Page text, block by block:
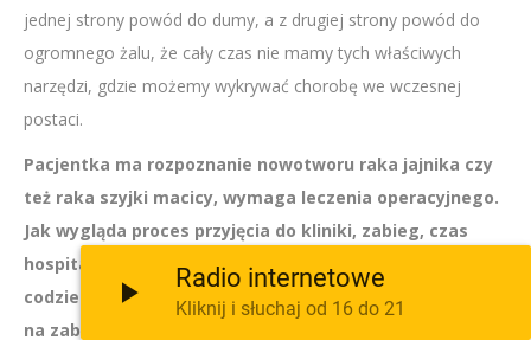
jednej strony powód do dumy, a z drugiej strony powód do
ogromnego żalu, że cały czas nie mamy tych właściwych
narzędzi, gdzie możemy wykrywać chorobę we wczesnej
postaci.
Pacjentka ma rozpoznanie nowotworu raka jajnika czy
też raka szyjki macicy, wymaga leczenia operacyjnego.
Jak wygląda proces przyjęcia do kliniki, zabieg, czas
hospitalizacji? Dla nas lekarzy wizyta w szpitalu jest
codziennością, natomiast dla pacjentki, która przyjdzie
na zabieg operacyjny, to jest potężny stres związany z
Radio internetowe
Kliknij i słuchaj od 16 do 21